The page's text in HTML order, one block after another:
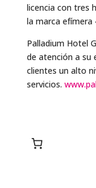
licencia con tres
la marca efímera
Palladium Hotel
de atención a su
clientes un alto
servicios.